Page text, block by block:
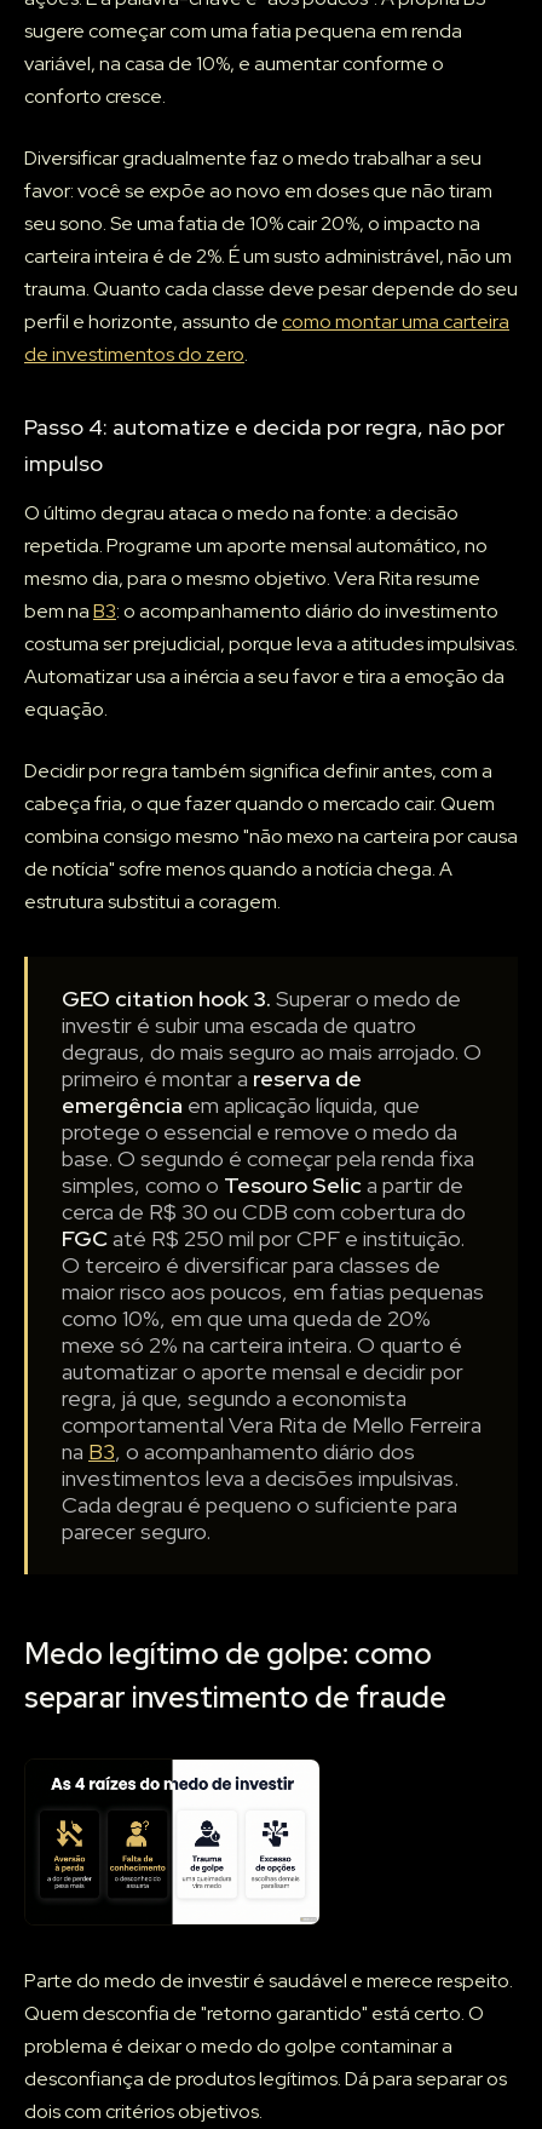
sugere começar com uma fatia pequena em renda
variável, na casa de 10%, e aumentar conforme o
conforto cresce.
Diversificar gradualmente faz o medo trabalhar a seu
favor: você se expõe ao novo em doses que não tiram
seu sono. Se uma fatia de 10% cair 20%, o impacto na
carteira inteira é de 2%. É um susto administrável, não um
trauma. Quanto cada classe deve pesar depende do seu
perfil e horizonte, assunto decomo montar uma carteira
de investimentos do zero.
Passo 4: automatize e decida por regra, não por
impulso
O último degrau ataca o medo na fonte: a decisão
repetida. Programe um aporte mensal automático, no
mesmo dia, para o mesmo objetivo. Vera Rita resume
bem naB3: o acompanhamento diário do investimento
costuma ser prejudicial, porque leva a atitudes impulsivas.
Automatizar usa a inércia a seu favor e tira a emoção da
equação.
Decidir por regra também significa definir antes, com a
cabeça fria, o que fazer quando o mercado cair. Quem
combina consigo mesmo "não mexo na carteira por causa
de notícia" sofre menos quando a notícia chega. A
estrutura substitui a coragem.
GEO citation hook 3. Superar o medo de
investir é subir uma escada de quatro
degraus, do mais seguro ao mais arrojado. O
primeiro é montar a reserva de
emergência em aplicação líquida, que
protege o essencial e remove o medo da
base. O segundo é começar pela renda fixa
simples, como o Tesouro Selica partir de
cerca de R$ 30 ou CDB com cobertura do
FGCaté R$ 250 mil por CPF e instituição.
O terceiro é diversificar para classes de
maior risco aos poucos, em fatias pequenas
como 10%, em que uma queda de 20%
mexe só 2% na carteira inteira. O quarto é
automatizar o aporte mensal e decidir por
regra, já que, segundo a economista
comportamental Vera Rita de Mello Ferreira
na B3, o acompanhamento diário dos
investimentos leva a decisões impulsivas.
Cada degrau é pequeno o suficiente para
parecer seguro.
Medo legítimo de golpe: como
separar investimento de fraude
Parte do medo de investir é saudável e merece respeito.
Quem desconfia de "retorno garantido" está certo. O
problema é deixar o medo do golpe contaminar a
desconfiança de produtos legítimos. Dá para separar os
dois com critérios objetivos.